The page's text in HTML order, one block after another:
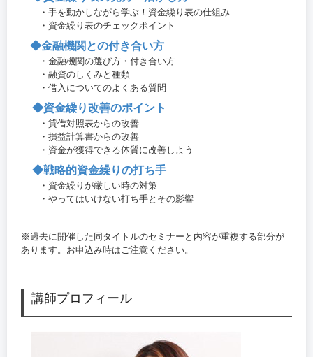
・手を動かしながら学ぶ！資金繰り表の仕組み
・資金繰り表のチェックポイント
◆金融機関との付き合い方
・金融機関の選び方・付き合い方
・融資のしくみと種類
・借入についてのよくある質問
◆資金繰り改善のポイント
・貸借対照表からの改善
・損益計算書からの改善
・資金が獲得できる体質に改善しよう
◆戦略的資金繰りの打ち手
・資金繰りが厳しい時の対策
・やってはいけない打ち手とその影響
※過去に開催した同タイトルのセミナーと内容が重複する部分が
あります。お申込み時はご注意ください。
講師プロフィール